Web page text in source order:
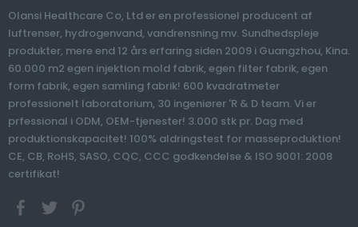
Olansi Healthcare Co, Ltd er en professionel producent af
luftrenser, hydrogenvand, vandrensning mv. Sundhedspleje
produkter, mere end 12 års erfaring siden 2009 i Guangzhou, Kina.
60.000 m2 egen injektion mold fabrik, egen filter fabrik, egen
form fabrik, egen samling fabrik! 600 kvadratmeter
professionelt laboratorium, 30 ingeniører 'R & D team. Vi er
prfessional i ODM, OEM-tjenester! 3.000 stk pr. Dag med
produktionskapacitet! 100% aldringstest for masseproduktion!
CE, CB, RoHS, SASO, CQC, CCC godkendelse & ISO 9001: 2008
certifikat!